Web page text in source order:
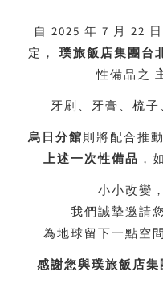
自 2025 年 7 月 22
定， 璞旅飯店集團台
性備品之
牙刷、牙膏、梳
烏日分館則將配合推
上述一次性備品 ，
小小改變
我們誠摯邀請
為地球留下一點空
感謝您與璞旅飯店